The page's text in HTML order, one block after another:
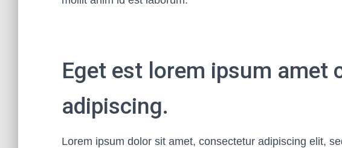
Eget est lorem ipsum amet
adipiscing.
Lorem ipsum dolor sit amet, consectetur adipiscing elit,